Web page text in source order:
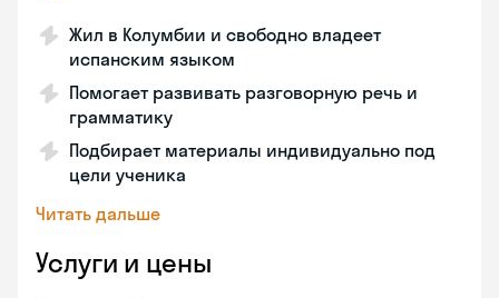
Жил в Колумбии и свободно владеет
испанским языком
Помогает развивать разговорную речь и
грамматику
Подбирает материалы индивидуально под
цели ученика
Читать дальше
Услуги и цены